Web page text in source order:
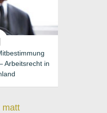
Arbeitsrecht in
matt